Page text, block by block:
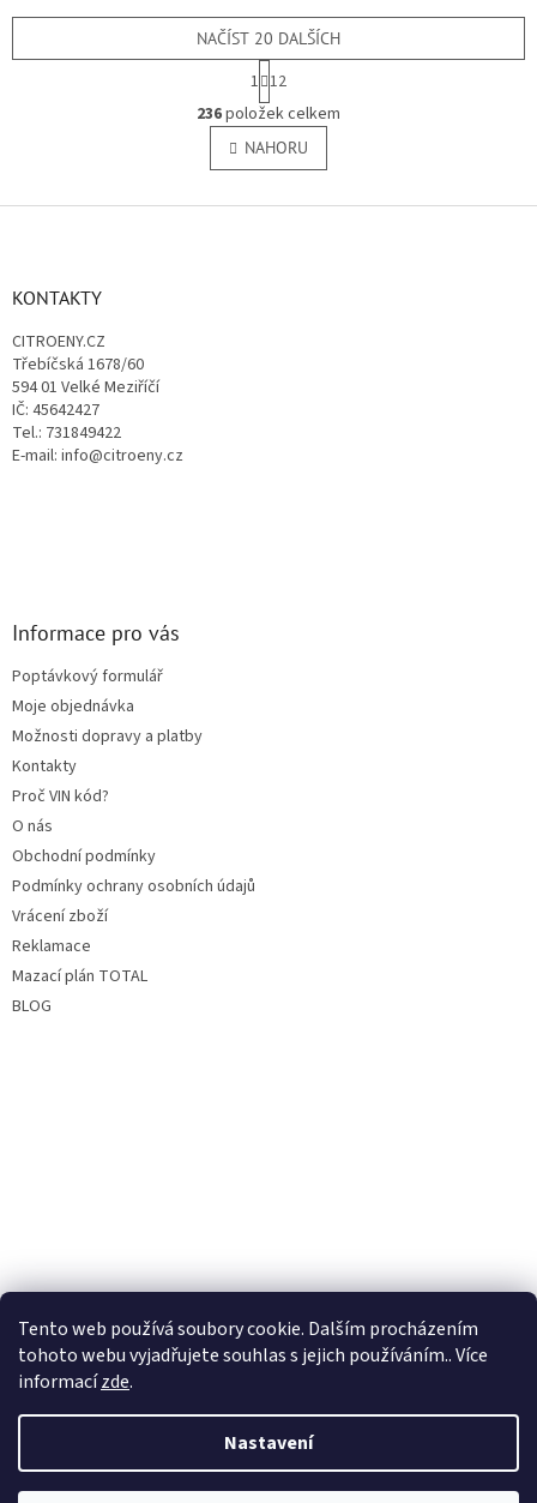
Tento web používá soubory cookie. Dalším procházením
tohoto webu vyjadřujete souhlas s jejich používáním.. Více
informacízde.
Nastavení
104, 205, 305, 306, 307, 309...
O
v
l
á
NAČÍST 20 DALŠÍCH
S
t
r
á
n
k
v
1 12
236položek celkem
NAHORU
KONTAKTY
CITROENY.CZ
Třebíčská 1678/60
594 01 Velké Meziříčí
IČ: 45642427
Tel.: 731849422
E-mail: info@citroeny.cz
Informace pro vás
Poptávkový formulář
Moje objednávka
Možnosti dopravy a platby
Kontakty
Proč VIN kód?
O nás
Obchodní podmínky
Podmínky ochrany osobních údajů
Vrácení zboží
Reklamace
Mazací plán TOTAL
BLOG
Vytvořil Shoptet